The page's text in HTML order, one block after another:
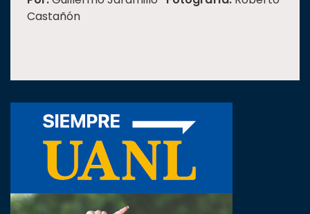
Castañón